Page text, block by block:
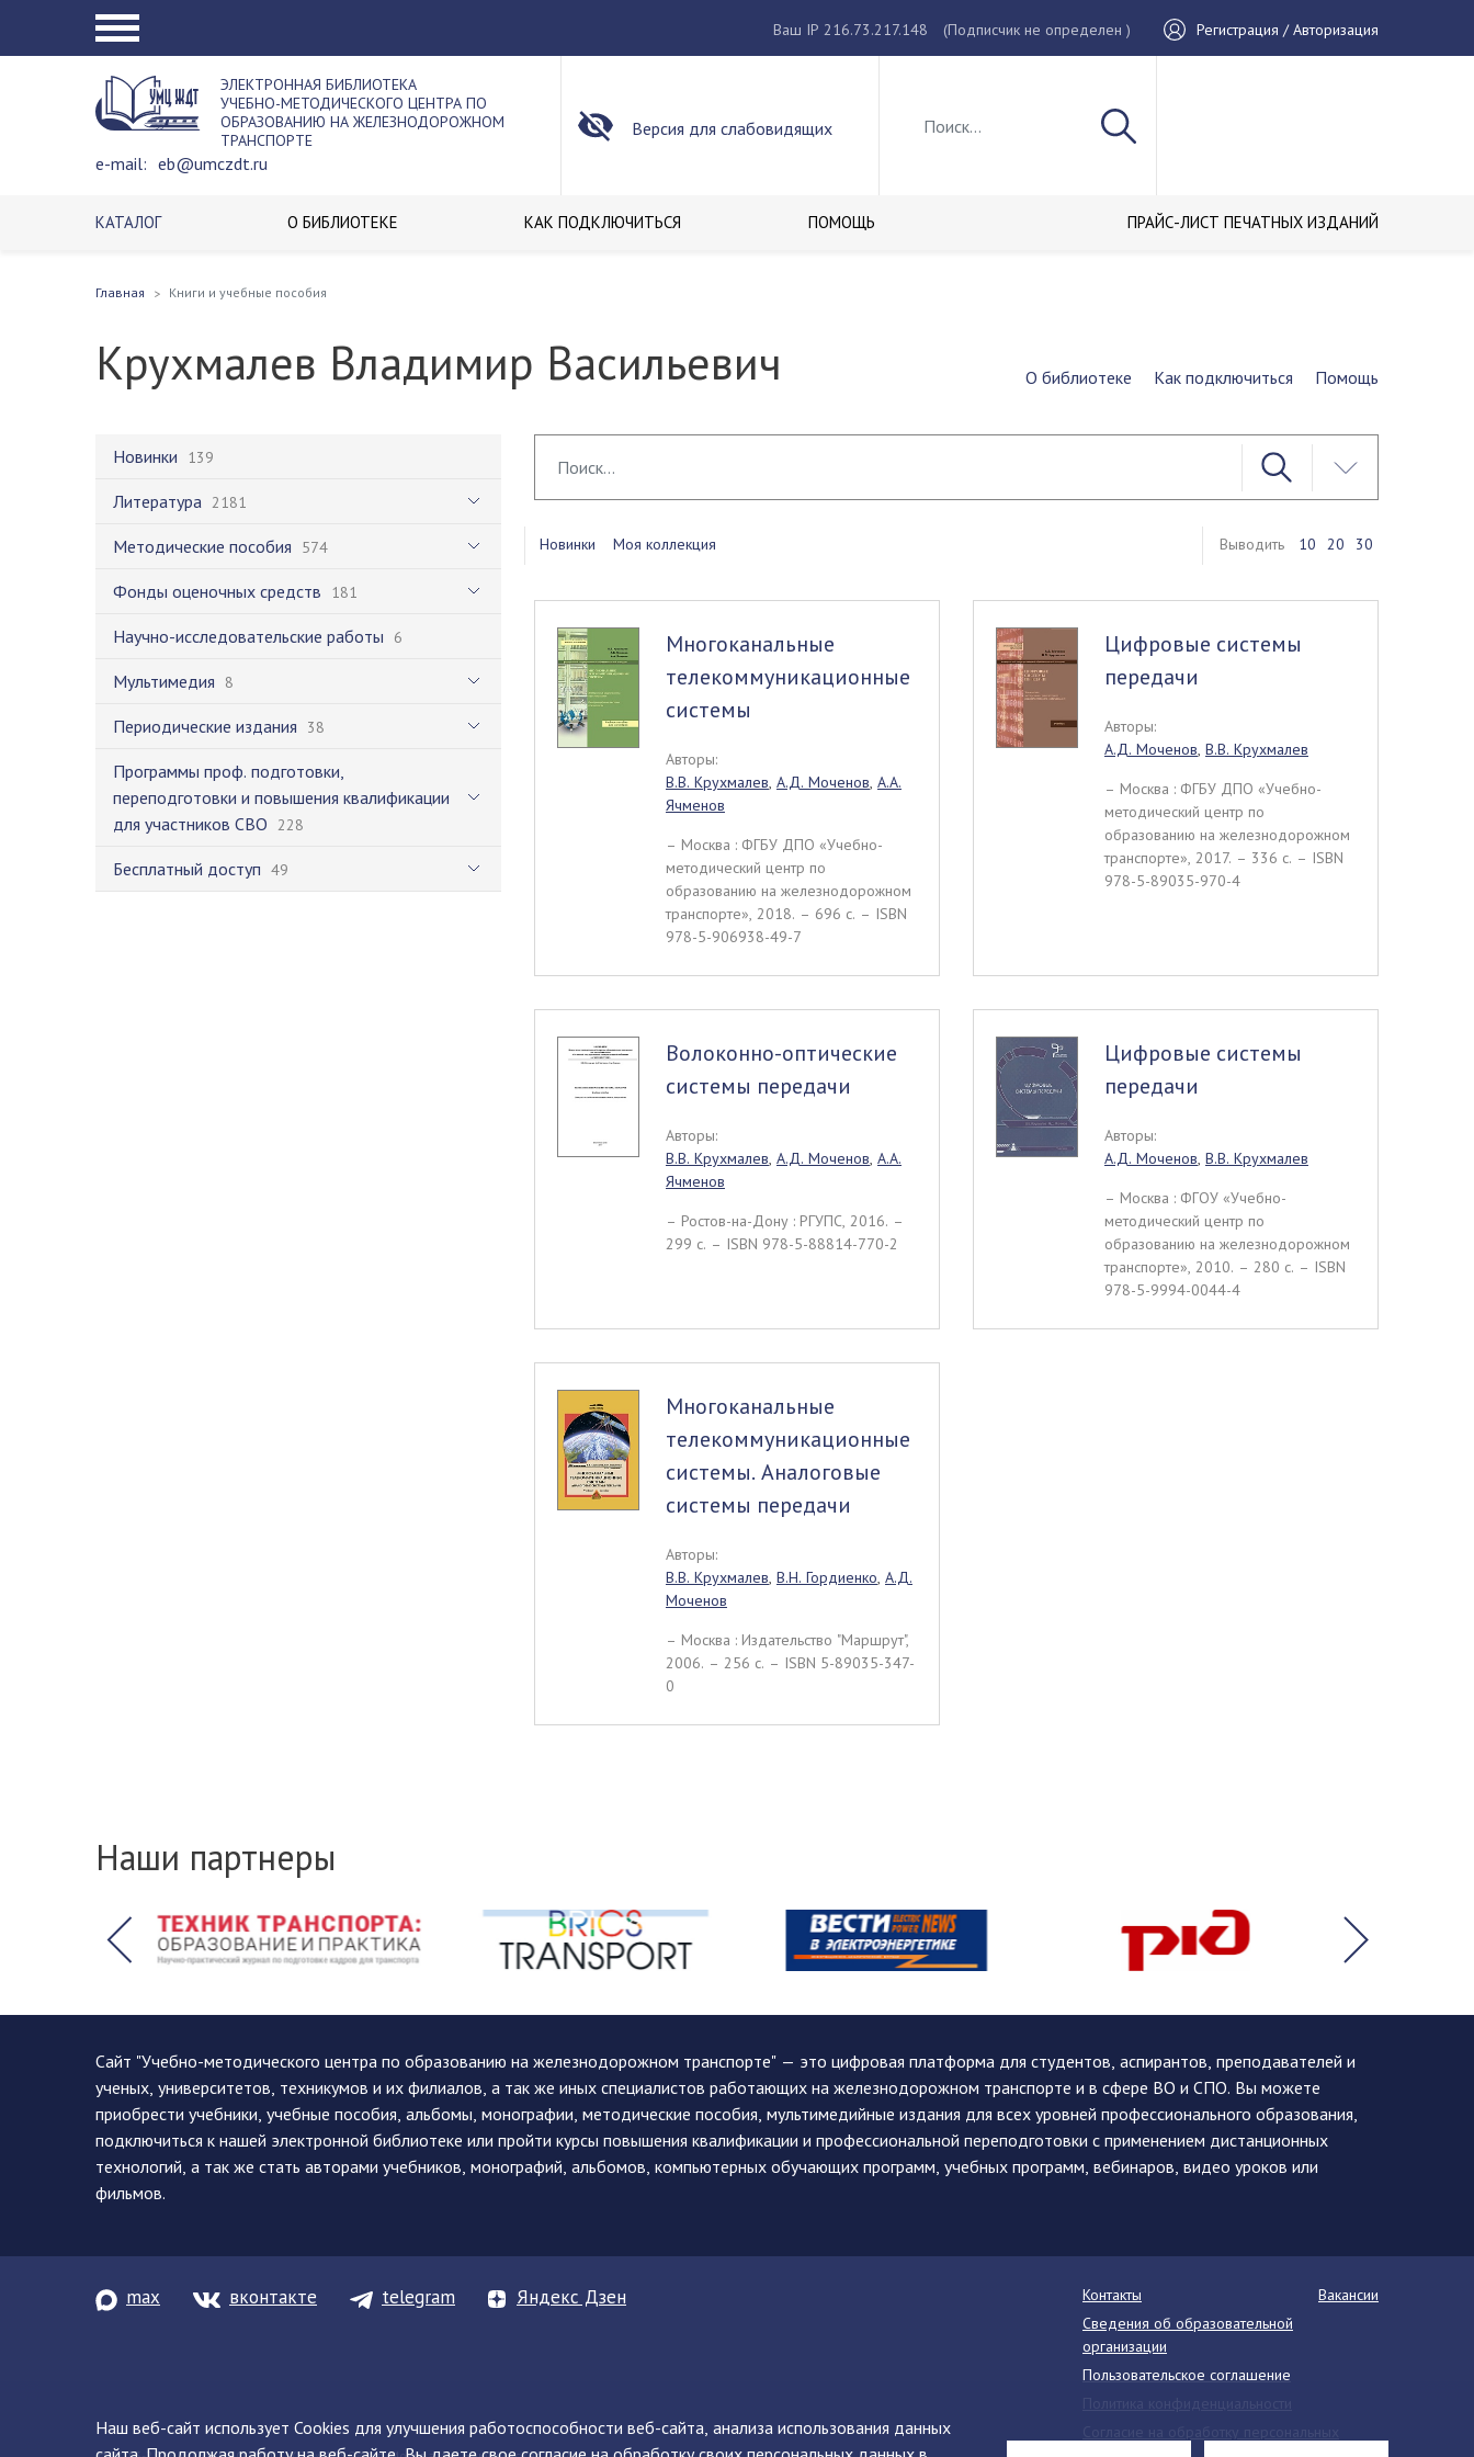
Ваш IP 216.73.217.148 (Подписчик не определен ) Регистрация / Авторизация
ЭЛЕКТРОННАЯ БИБЛИОТЕКА
УЧЕБНО-МЕТОДИЧЕСКОГО ЦЕНТРА ПО
ОБРАЗОВАНИЮ НА ЖЕЛЕЗНОДОРОЖНОМ
ТРАНСПОРТЕ
e-mail: eb@umczdt.ru
Версия для слабовидящих
КАТАЛОГ О БИБЛИОТЕКЕ КАК ПОДКЛЮЧИТЬСЯ ПОМОЩЬ ПРАЙС-ЛИСТ ПЕЧАТНЫХ ИЗДАНИЙ
Главная Книги и учебные пособия
Крухмалев Владимир Васильевич О библиотеке Как подключиться Помощь
Новинки 139
Литература 2181
Методические пособия 574
Фонды оценочных средств 181
Научно-исследовательские работы 6
Мультимедия 8
Периодические издания 38
Программы проф. подготовки,
переподготовки и повышения квалификации
для участников СВО 228
Бесплатный доступ 49
Новинки Моя коллекция Выводить 10 20 30
Многоканальные
телекоммуникационные
системы
Авторы:
В.В. Крухмалев, А.Д. Моченов, А.А.
Ячменов
– Москва : ФГБУ ДПО «Учебно-
методический центр по
образованию на железнодорожном
транспорте», 2018. – 696 c. – ISBN
978-5-906938-49-7
Цифровые системы
передачи
Авторы:
А.Д. Моченов, В.В. Крухмалев
– Москва : ФГБУ ДПО «Учебно-
методический центр по
образованию на железнодорожном
транспорте», 2017. – 336 c. – ISBN
978-5-89035-970-4
Волоконно-оптические
системы передачи
Авторы:
В.В. Крухмалев, А.Д. Моченов, А.А.
Ячменов
– Ростов-на-Дону : РГУПС, 2016. –
299 c. – ISBN 978-5-88814-770-2
Цифровые системы
передачи
Авторы:
А.Д. Моченов, В.В. Крухмалев
– Москва : ФГОУ «Учебно-
методический центр по
образованию на железнодорожном
транспорте», 2010. – 280 c. – ISBN
978-5-9994-0044-4
Многоканальные
телекоммуникационные
системы. Аналоговые
системы передачи
Авторы:
В.В. Крухмалев, В.Н. Гордиенко, А.Д.
Моченов
– Москва : Издательство "Маршрут",
2006. – 256 c. – ISBN 5-89035-347-
0
Наши партнеры
Наш веб-сайт использует Cookies для улучшения работоспособности веб-сайта, анализа использования данных
Сайт "Учебно-методического центра по образованию на железнодорожном транспорте" — это цифровая платформа для студентов, аспирантов, преподавателей и
ученых, университетов, техникумов и их филиалов, а так же иных специалистов работающих на железнодорожном транспорте и в сфере ВО и СПО. Вы можете
приобрести учебники, учебные пособия, альбомы, монографии, методические пособия, мультимедийные издания для всех уровней профессионального образования,
подключиться к нашей электронной библиотеке или пройти курсы повышения квалификации и профессиональной переподготовки с применением дистанционных
технологий, а так же стать авторами учебников, монографий, альбомов, компьютерных обучающих программ, учебных программ, вебинаров, видео уроков или
фильмов.
max вконтакте telegram Яндекс Дзен Контакты
Вакансии
Сведения об образовательной
организации
Пользовательское соглашение